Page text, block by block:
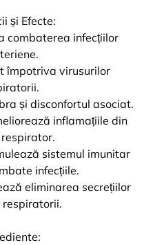
și Efecte:
combaterea infecțiilor
împotriva virusurilor
și disconfortul asociat.
inflamațiile din
sistemul imunitar
infecțiile.
eliminarea secrețiilor
respiratorii.